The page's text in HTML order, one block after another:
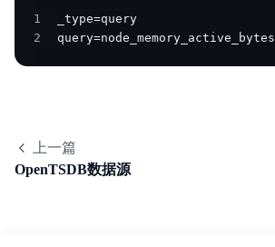
1
2
query=node_memory_active_bytes
上一篇
OpenTSDB数据源